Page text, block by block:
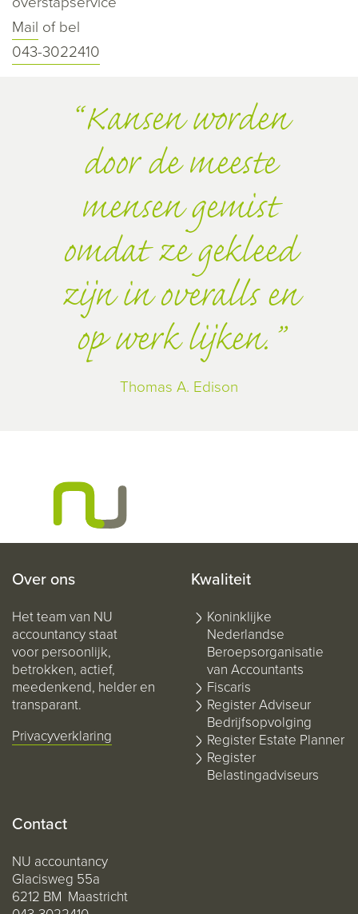
Mail of bel
043-3022410
Kansen worden
door de meeste
mensen gemist
omdat ze gekleed
zijn in overalls en
op werk lijken.
Thomas A. Edison
Over ons
Het team van NU
accountancy staat
voor persoonlijk,
betrokken, actief,
meedenkend, helder en
transparant.
Privacyverklaring
Kwaliteit
Koninklijke
Nederlandse
Beroepsorganisatie
van Accountants
Fiscaris
Register Adviseur
Bedrijfsopvolging
Register Estate Planner
Register
Belastingadviseurs
Contact
NU accountancy
Glacisweg 55a
6212 BM Maastricht